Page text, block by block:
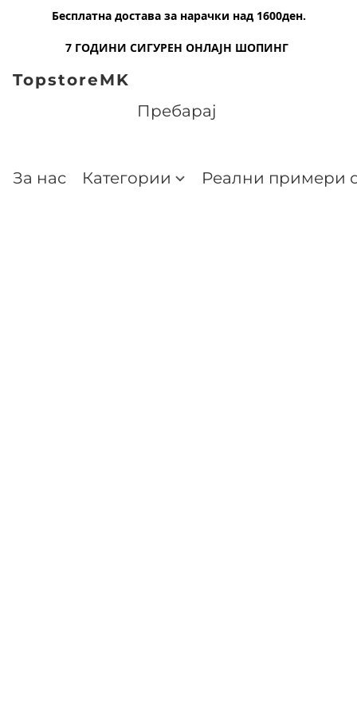
Бесплатна достава за нарачки над 1600ден.
7 ГОДИНИ СИГУРЕН ОНЛАЈН ШОПИНГ
TopstoreMK
За нас Категории Реални примери